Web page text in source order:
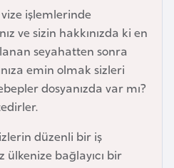
işlemlerinde
ve sizin hakkınızda ki en
seyahatten sonra
emin olmak sizleri
dosyanızda var mı?
düzenli bir iş
ülkenize bağlayıcı bir